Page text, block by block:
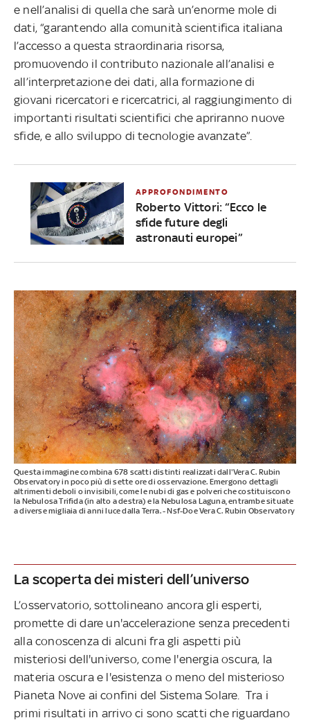
e nell’analisi di quella che sarà un’enorme mole di
dati, “garantendo alla comunità scientifica italiana
l’accesso a questa straordinaria risorsa,
promuovendo il contributo nazionale all’analisi e
all’interpretazione dei dati, alla formazione di
giovani ricercatori e ricercatrici, al raggiungimento di
importanti risultati scientifici che apriranno nuove
sfide, e allo sviluppo di tecnologie avanzate”.
APPROFONDIMENTO
Roberto Vittori: “Ecco le
sfide future degli
astronauti europei”
Questa immagine combina 678 scatti distinti realizzati dall'Vera C. Rubin
Observatory in poco più di sette ore di osservazione. Emergono dettagli
altrimenti deboli o invisibili, come le nubi di gas e polveri che costituiscono
la Nebulosa Trifida (in alto a destra) e la Nebulosa Laguna, entrambe situate
a diverse migliaia di anni luce dalla Terra. - Nsf-Doe Vera C. Rubin Observatory
La scoperta dei misteri dell’universo
L’osservatorio, sottolineano ancora gli esperti,
promette di dare un'accelerazione senza precedenti
alla conoscenza di alcuni fra gli aspetti più
misteriosi dell'universo, come l'energia oscura, la
materia oscura e l'esistenza o meno del misterioso
Pianeta Nove ai confini del Sistema Solare. Tra i
primi risultati in arrivo ci sono scatti che riguardano